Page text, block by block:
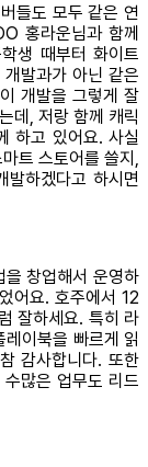
들도 모두 같은 연
홍라운님과 함께
생 때부터 화이트
개발과가 아닌 같은
개발을 그렇게 잘
데, 저랑 함께 캐릭
하고 있어요. 사실
트 스토어를 쓸지,
발하겠다고 하시면
창업해서 운영하
어요. 호주에서 12
잘하세요. 특히 라
이북을 빠르게 읽
감사합니다. 또한
많은 업무도 리드